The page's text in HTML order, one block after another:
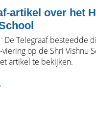
artikel over het
De Telegraaf besteedde
op de Shri Vishnu
artikel te bekijken.